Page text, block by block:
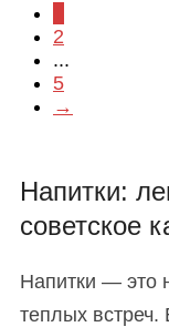
2
...
5
→
Напитки:
советское
Напитки — это
теплых